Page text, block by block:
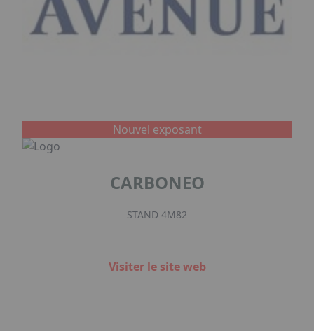
Nouvel exposant
CARBONEO
STAND 4M82
Visiter le site web